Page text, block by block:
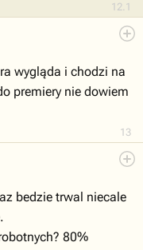
12.1
13
wygląda i chodzi na
premiery nie dowiem
bedzie trwal niecale
80%